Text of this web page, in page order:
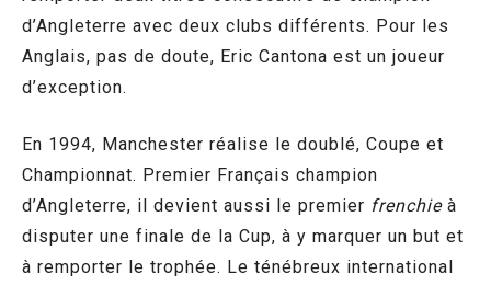
d’Angleterre avec deux clubs différents. Pour les
Anglais, pas de doute, Eric Cantona est un joueur
d’exception.
En 1994, Manchester réalise le doublé, Coupe et
Championnat. Premier Français champion
d’Angleterre, il devient aussi le premier frenchie à
disputer une finale de la Cup, à y marquer un but et
à remporter le trophée. Le ténébreux international